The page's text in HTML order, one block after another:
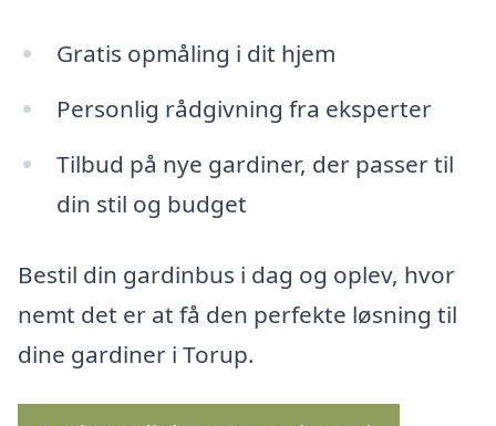
Gratis opmåling i dit hjem
Personlig rådgivning fra eksperter
Tilbud på nye gardiner, der passer til
din stil og budget
Bestil din gardinbus i dag og oplev, hvor
nemt det er at få den perfekte løsning til
dine gardiner i Torup.